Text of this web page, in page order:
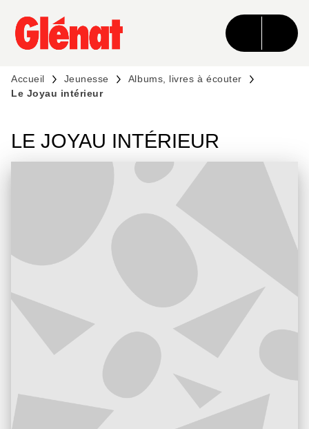
MENU RECHERCHE CONTENU
PIED DE PAGE
Accueil Jeunesse
Albums, livres à écouter
Le Joyau intérieur
LE JOYAU INTÉRIEUR